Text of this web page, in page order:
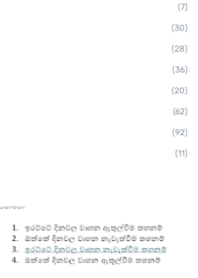
(7)
(30)
(28)
(36)
(20)
(62)
(92)
(11)